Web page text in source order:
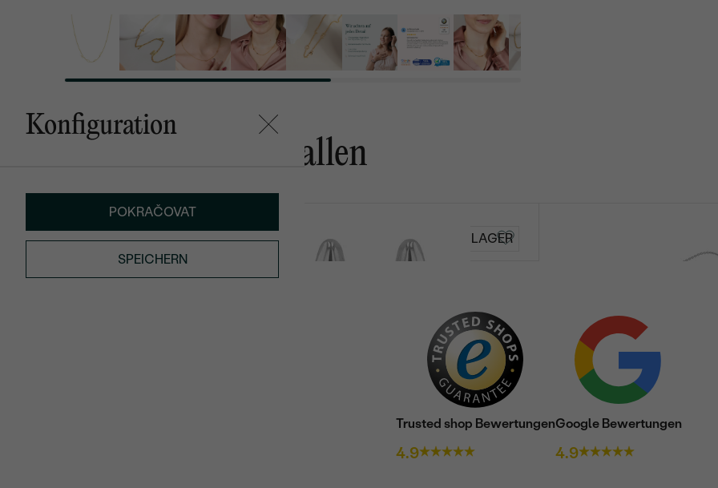
Konfiguration
POKRAČOVAT
SPEICHERN
Das könnte Ihnen gefallen
von € 739 € 259 AUF LAGER
Trusted shop Bewertungen
4.9
Google Bewertungen
4.9